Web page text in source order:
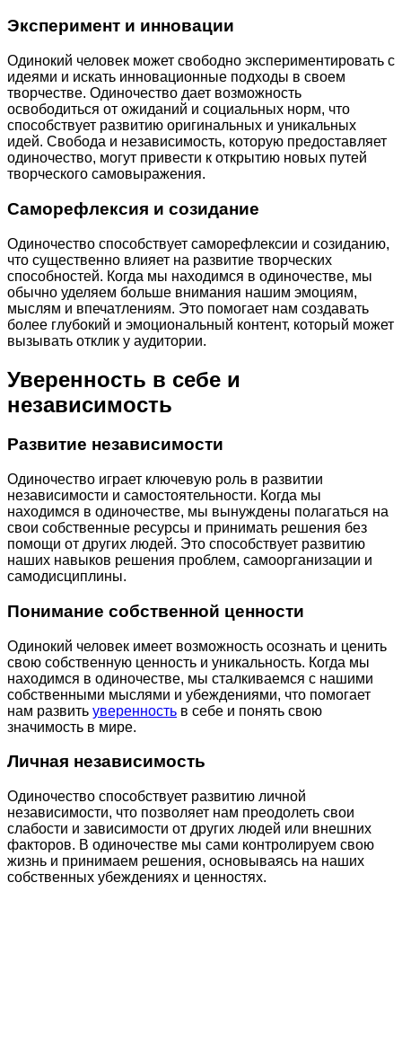
Эксперимент и инновации
Одинокий человек может свободно экспериментировать с
идеями и искать инновационные подходы в своем
творчестве. Одиночество дает возможность
освободиться от ожиданий и социальных норм, что
способствует развитию оригинальных и уникальных
идей. Свобода и независимость, которую предоставляет
одиночество, могут привести к открытию новых путей
творческого самовыражения.
Саморефлексия и созидание
Одиночество способствует саморефлексии и созиданию,
что существенно влияет на развитие творческих
способностей. Когда мы находимся в одиночестве, мы
обычно уделяем больше внимания нашим эмоциям,
мыслям и впечатлениям. Это помогает нам создавать
более глубокий и эмоциональный контент, который может
вызывать отклик у аудитории.
Уверенность в себе и
независимость
Развитие независимости
Одиночество играет ключевую роль в развитии
независимости и самостоятельности. Когда мы
находимся в одиночестве, мы вынуждены полагаться на
свои собственные ресурсы и принимать решения без
помощи от других людей. Это способствует развитию
наших навыков решения проблем, самоорганизации и
самодисциплины.
Понимание собственной ценности
Одинокий человек имеет возможность осознать и ценить
свою собственную ценность и уникальность. Когда мы
находимся в одиночестве, мы сталкиваемся с нашими
собственными мыслями и убеждениями, что помогает
нам развить уверенность в себе и понять свою
значимость в мире.
Личная независимость
Одиночество способствует развитию личной
независимости, что позволяет нам преодолеть свои
слабости и зависимости от других людей или внешних
факторов. В одиночестве мы сами контролируем свою
жизнь и принимаем решения, основываясь на наших
собственных убеждениях и ценностях.